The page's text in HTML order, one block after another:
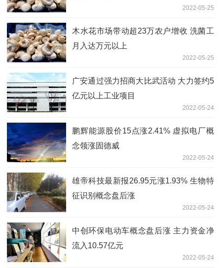
2022-05-25
木水花市场带动超23万农户增收 洗菌工
月入达万元以上
2022-05-25
广安通过强力招商大比武活动 大力签约5
亿元以上工业项目
2022-05-24
鹏辉能源股价15点涨2.41% 虚拟电厂概
念领涨固德威
2022-05-24
雄帝科技最新报26.95元涨1.93% 生物特
征识别概念盘后涨
2022-05-24
中创环保电动车概念盘后涨 主力资金净
流入10.57亿元
2022-05-24